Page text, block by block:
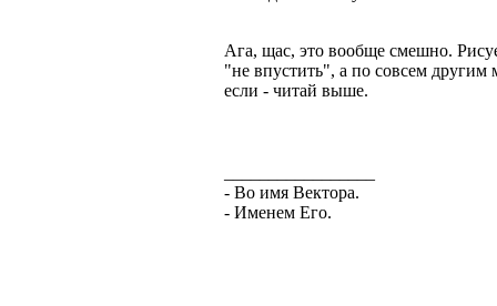
Ага, щас, это вообще смешно.
"не впустить", а по совсем
если - читай выше.
- Во имя Вектора.
- Именем Его.